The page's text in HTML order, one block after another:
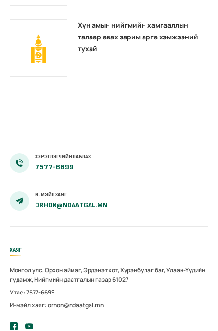
Хүн амын нийгмийн хамгааллын
талаар авах зарим арга хэмжээний
тухай
ХЭРЭГЛЭГЧИЙН ЛАВЛАХ
7577-6699
И-МЭЙЛ ХАЯГ
ORHON@NDAATGAL.MN
ХАЯГ
Монгол улс, Орхон аймаг, Эрдэнэт хот, Хүрэнбулаг баг, Улаан-Үүдийн
гудамж, Нийгмийн даатгалын газар 61027
Утас: 7577-6699
И-мэйл хаяг: orhon@ndaatgal.mn